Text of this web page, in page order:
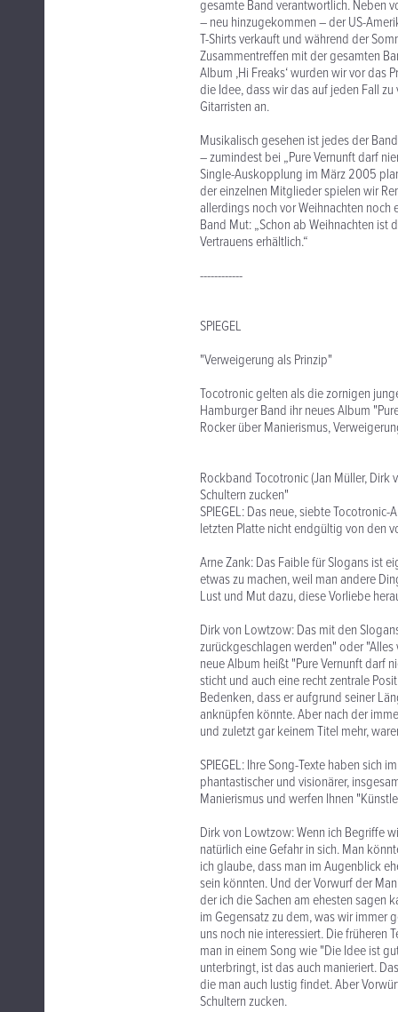
gesamte Band verantwortlich. Neben
– neu hinzugekommen – der US-
T-Shirts verkauft und während der
Zusammentreffen mit der gesamten
Album ,Hi Freaks‘ wurden wir vor das
die Idee, dass wir das auf jeden Fall
Gitarristen an.
Musikalisch gesehen ist jedes der
– zumindest bei „Pure Vernunft darf
Single-Auskopplung im März 2005
der einzelnen Mitglieder spielen wir
allerdings noch vor Weihnachten
Band Mut: „Schon ab Weihnachten
Vertrauens erhältlich.“
------------
SPIEGEL
"Verweigerung als Prinzip"
Tocotronic gelten als die zornigen
Hamburger Band ihr neues Album
Rocker über Manierismus,
Rockband Tocotronic (Jan Müller, Dirk
Schultern zucken"
SPIEGEL: Das neue, siebte
letzten Platte nicht endgültig von den
Arne Zank: Das Faible für Slogans ist
etwas zu machen, weil man andere
Lust und Mut dazu, diese Vorliebe
Dirk von Lowtzow: Das mit den
zurückgeschlagen werden" oder
neue Album heißt "Pure Vernunft darf
sticht und auch eine recht zentrale
Bedenken, dass er aufgrund seiner
anknüpfen könnte. Aber nach der
und zuletzt gar keinem Titel mehr,
SPIEGEL: Ihre Song-Texte haben sich
phantastischer und visionärer,
Manierismus und werfen Ihnen
Dirk von Lowtzow: Wenn ich Begriffe
natürlich eine Gefahr in sich. Man
ich glaube, dass man im Augenblick
sein könnten. Und der Vorwurf der
der ich die Sachen am ehesten sagen
im Gegensatz zu dem, was wir
uns noch nie interessiert. Die früheren
man in einem Song wie "Die Idee ist
unterbringt, ist das auch manieriert.
die man auch lustig findet. Aber
Schultern zucken.